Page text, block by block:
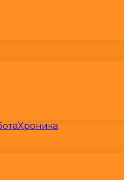
Хроника